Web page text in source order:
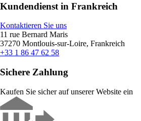
Kundendienst in Frankreich
Kontaktieren Sie uns
11 rue Bernard Maris
37270 Montlouis-sur-Loire, Frankreich
+33 1 86 47 62 58
Sichere Zahlung
Kaufen Sie sicher auf unserer Website ein